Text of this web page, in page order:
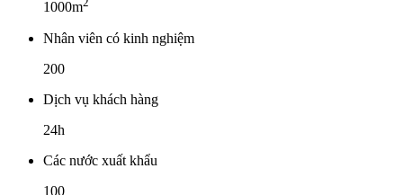
1000m
Nhân viên có kinh nghiệm
200
Dịch vụ khách hàng
24h
Các nước xuất khẩu
100